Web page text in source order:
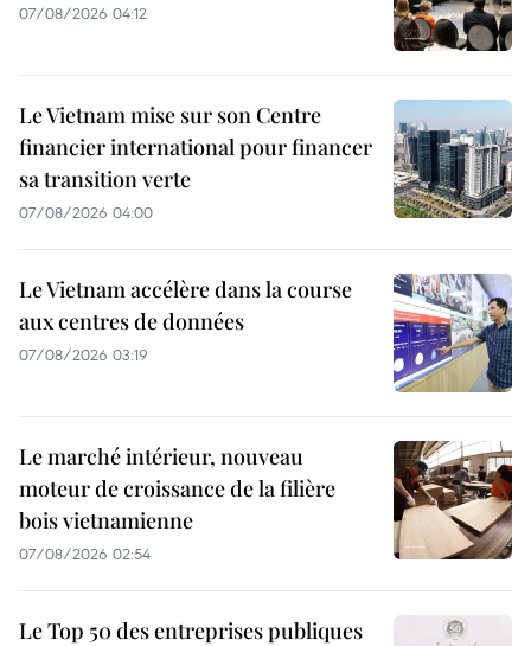
07/08/2026 04:12
Le Vietnam mise sur son Centre
financier international pour financer
sa transition verte
07/08/2026 04:00
Le Vietnam accélère dans la course
aux centres de données
07/08/2026 03:19
Le marché intérieur, nouveau
moteur de croissance de la filière
bois vietnamienne
07/08/2026 02:54
Le Top 50 des entreprises publiques